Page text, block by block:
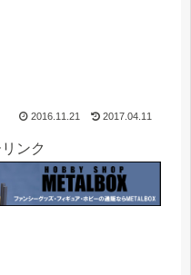
2016.11.21 2017.04.11
ンク